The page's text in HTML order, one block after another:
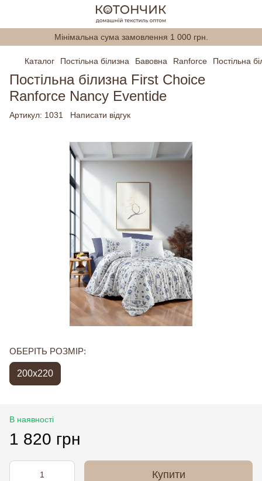
Мінімальна сума замовлення 1 000 грн.
Каталог Постільна білизна Бавовна Ranforce Постільна
Постільна білизна First Choice
Ranforce Nancy Eventide
Артикул: 1031 Написати відгук
ОБЕРІТЬ РОЗМІР:
200x220
В наявності
1 820 грн
Купити